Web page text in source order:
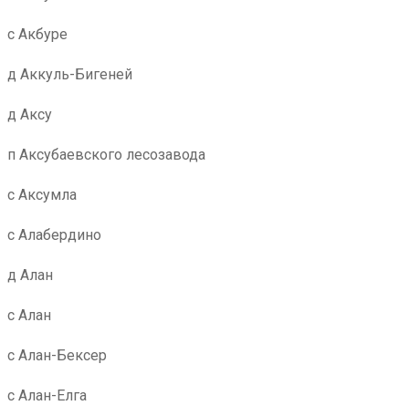
с Акбуре
д Аккуль-Бигеней
д Аксу
п Аксубаевского лесозавода
с Аксумла
с Алабердино
д Алан
с Алан
с Алан-Бексер
с Алан-Елга